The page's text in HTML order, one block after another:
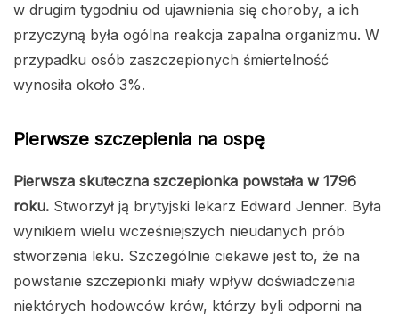
w drugim tygodniu od ujawnienia się choroby, a ich
przyczyną była ogólna reakcja zapalna organizmu. W
przypadku osób zaszczepionych śmiertelność
wynosiła około 3%.
Pierwsze szczepienia na ospę
Pierwsza skuteczna szczepionka powstała w 1796
roku. Stworzył ją brytyjski lekarz Edward Jenner. Była
wynikiem wielu wcześniejszych nieudanych prób
stworzenia leku. Szczególnie ciekawe jest to, że na
powstanie szczepionki miały wpływ doświadczenia
niektórych hodowców krów, którzy byli odporni na